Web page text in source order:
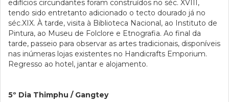
edifícios circundantes foram construídos no séc. XVIII,
tendo sido entretanto adicionado o tecto dourado já no
séc.XIX. À tarde, visita à Biblioteca Nacional, ao Instituto de
Pintura, ao Museu de Folclore e Etnografia. Ao final da
tarde, passeio para observar as artes tradicionais, disponíveis
nas inúmeras lojas existentes no Handicrafts Emporium.
Regresso ao hotel, jantar e alojamento.
5º Dia Thimphu / Gangtey